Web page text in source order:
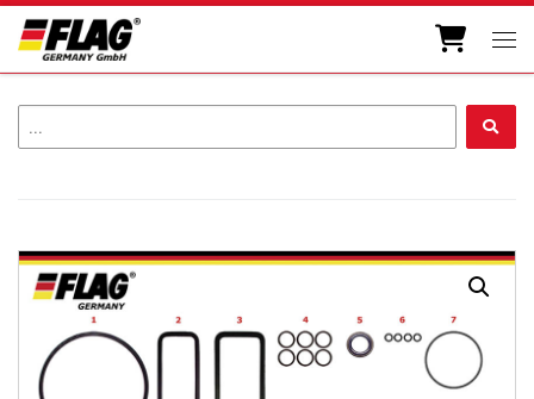
Zum Inhalt springen